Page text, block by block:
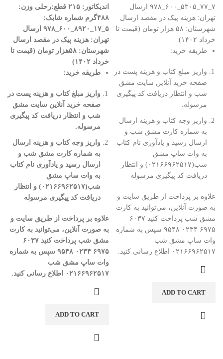
۷_۷۷_۵۳۰۵_۶۰۰_۹۷۸ ارسال
تهران: هزینه پیک در مقصد ارسال
شهرستان: ۵۸ هزار تومان (قیمت تا
خرداد ۱۴۰۲)
طریقه خرید:
واریز مبلغ کتاب و هزینه پست در
صفحه خرید آنلاین سایت مشق
شب و انتظار دریافت کد پیگیری
مرسوله.
واریز وجه کتاب و هزینه ارسال
به شماره کارت مشق شب و
ارسال رسید و یادآوری نام کتاب
به وات ساپ مشق
شب(۰۲۱۶۶۹۶۲۵۱۷) و انتظار
دریافت کد پیگیری مرسوله
علاوه بر پرداخت از طریق سایت و
به صورت آنلاین، می‌توانید به کارت
مشق شب پرداخت کنید ۶۰۳۷
۶۹۷۵ ۰۲۳۴ ۹۵۴۸ سپس به شماره
وات ساپ مشق شب
۰۲۱۶۶۹۶۲۵۱۷ اطلاع رسانی کنید.
ADD TO CART
اندیکاتور: ۲۱۵
قطع:رحلی وزن:
۴۸۸گرم
شماره شابک:
۵
ارسال
تهران: هزینه پیک در مقصد ارسال
شهرستان: ۵۸هزار تومان (قیمت تا
خرداد ۱۴۰۲)
طریقه خرید:
واریز مبلغ کتاب و هزینه پست در
صفحه خرید آنلاین سایت مشق
شب و انتظار دریافت کد پیگیری
مرسوله.
واریز وجه کتاب و هزینه ارسال
به شماره کارت مشق شب و
ارسال رسید و یادآوری نام کتاب
به وات ساپ مشق
شب(۰۲۱۶۶۹۶۲۵۱۷)
و انتظار
دریافت کد پیگیری مرسوله
علاوه بر پرداخت از طریق سایت و
به صورت آنلاین، می‌توانید به کارت
مشق شب پرداخت کنید ۶۰۳۷
۶۹۷۵ ۰۲۳۴ ۹۵۴۸ سپس به شماره
وات ساپ مشق شب
۰۲۱۶۶۹۶۲۵۱۷
اطلاع رسانی کنید.
ADD TO CART